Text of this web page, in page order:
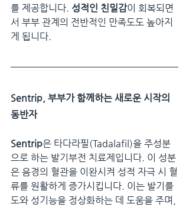
를 제공합니다. 성적인 친밀감이 회복되면
서 부부 관계의 전반적인 만족도도 높아지
게 됩니다.
Sentrip, 부부가 함께하는 새로운 시작의
동반자
Sentrip은 타다라필(Tadalafil)을 주성분
으로 하는 발기부전 치료제입니다. 이 성분
은 음경의 혈관을 이완시켜 성적 자극 시 혈
류를 원활하게 증가시킵니다. 이는 발기를
도와 성기능을 정상화하는 데 도움을 주며,